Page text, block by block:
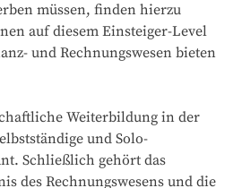
müssen, finden hierzu
auf diesem Einsteiger-Level
und Rechnungswesen bieten
Weiterbildung in der
und Solo-
Schließlich gehört das
des Rechnungswesens und die